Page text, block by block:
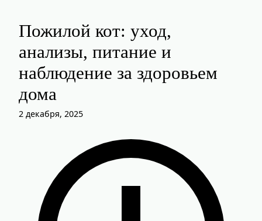
Пожилой кот: уход,
анализы, питание и
наблюдение за здоровьем
дома
2 декабря, 2025